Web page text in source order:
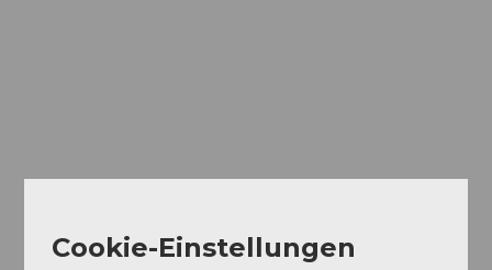
Cookie-Einstellungen